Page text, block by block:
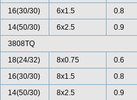
16(30/30)
6x1.5 0.8
14(50/30)
6x2.5 0.9
3808TQ
18(24/32)
8x0.75 0.6
16(30/30)
8x1.5 0.8
14(50/30)
8x2.5 0.9